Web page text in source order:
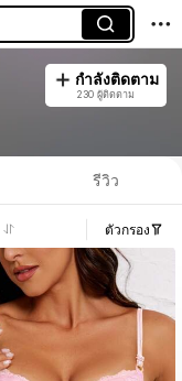
กำลังติดตาม
230 ผู้ติดตาม
รีวิว
ตัวกรอง